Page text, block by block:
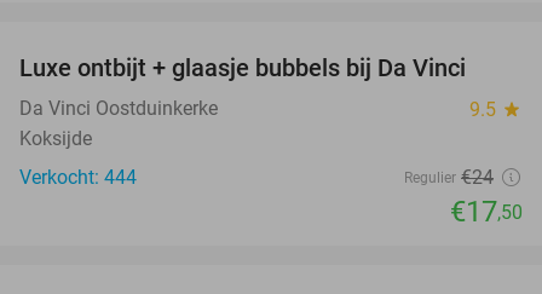
Luxe ontbijt + glaasje bubbels bij Da Vinci
Da Vinci Oostduinkerke 9.5 star
Koksijde
Verkocht: 444
Regulier €24
€17,50